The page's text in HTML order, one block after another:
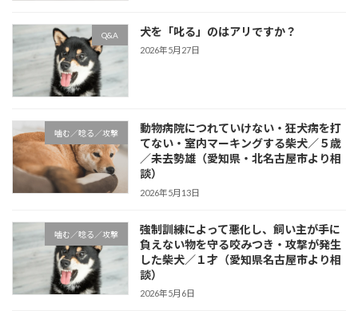
Q&A 犬を「叱る」のはアリですか？
2026年5月27日
噛む／唸る／攻撃
動物病院につれていけない・狂犬病を打
てない・室内マーキングする柴犬／５歳
／未去勢雄（愛知県・北名古屋市より相
談）
2026年5月13日
噛む／唸る／攻撃
強制訓練によって悪化し、飼い主が手に
負えない物を守る咬みつき・攻撃が発生
した柴犬／１才（愛知県名古屋市より相
談）
2026年5月6日